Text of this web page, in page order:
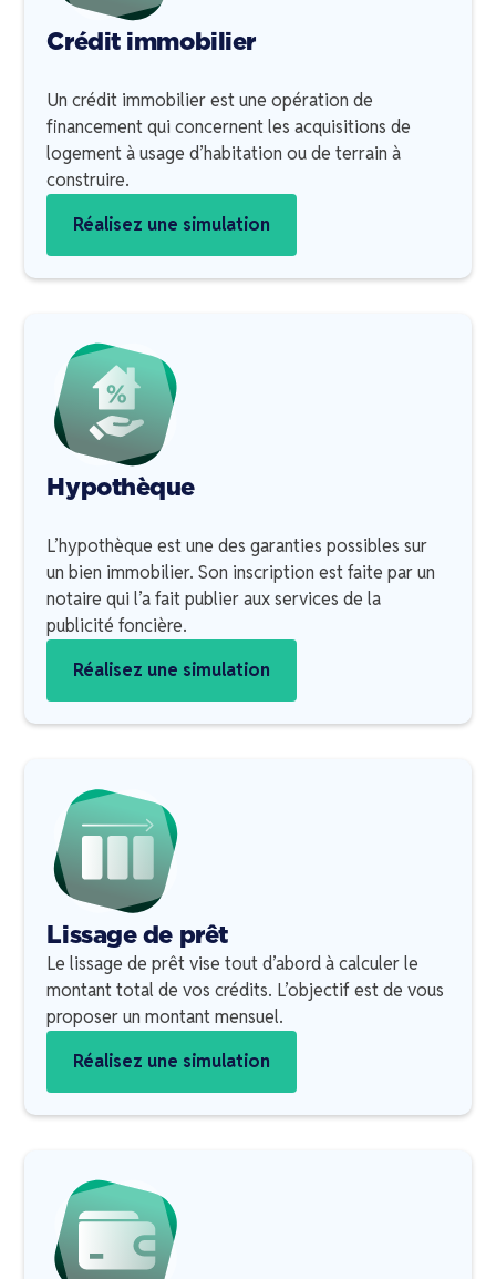
Crédit immobilier
Un crédit immobilier est une opération de
financement qui concernent les acquisitions de
logement à usage d’habitation ou de terrain à
construire.
Réalisez une simulation
Hypothèque
L’hypothèque est une des garanties possibles sur
un bien immobilier. Son inscription est faite par un
notaire qui l’a fait publier aux services de la
publicité foncière.
Réalisez une simulation
Lissage de prêt
Le lissage de prêt vise tout d’abord à calculer le
montant total de vos crédits. L’objectif est de vous
proposer un montant mensuel.
Réalisez une simulation